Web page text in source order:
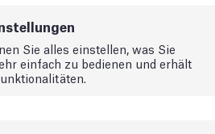
Sie alles einstellen, was Sie
einfach zu bedienen und erhält